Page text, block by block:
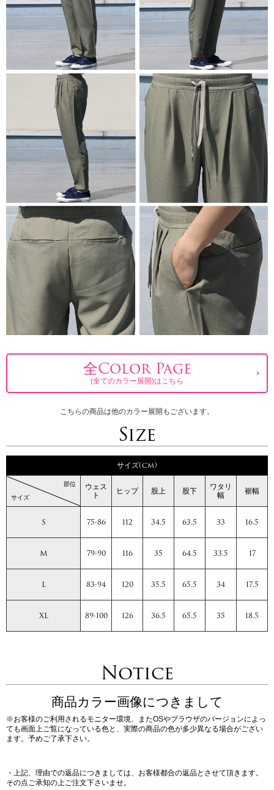
全Color Page
(全てのカラー展開)はこちら
こちらの商品は他のカラー展開もございます。
Size
サイズ(cm)
サイズ
部位 ウェス
ト ヒップ 股上 股下 ワタリ
幅 裾幅
S 75-86 112 34.5 63.5 33 16.5
M 79-90 116 35 64.5 33.5 17
L 83-94 120 35.5 65.5 34 17.5
XL 89-100 126 36.5 65.5 35 18.5
Notice
商品カラー画像につきまして
※お客様のご利用されるモニター環境、またOSやブラウザのバージョンによっ
ても画面上ご覧になっている色と、実際の商品の色が多少異なる場合がござい
ます。予めご了承下さい。
・上記、理由での返品につきましては、お客様都合の返品とさせて頂きます。
その点ご承知の上ご注文下さいませ。